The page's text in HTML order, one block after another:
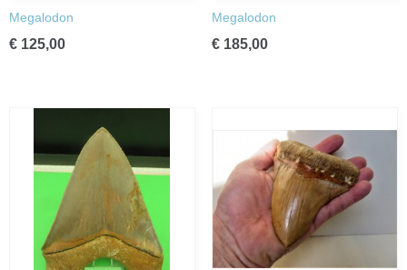
Megalodon
€ 125,00
Megalodon
€ 185,00